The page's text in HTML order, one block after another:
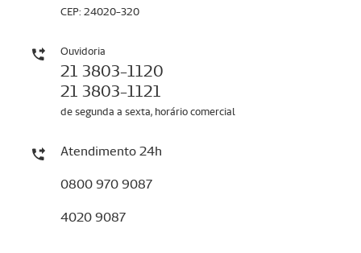
CEP: 24020-320
Ouvidoria
21 3803-1120
21 3803-1121
de segunda a sexta, horário comercial
Atendimento 24h
0800 970 9087
4020 9087